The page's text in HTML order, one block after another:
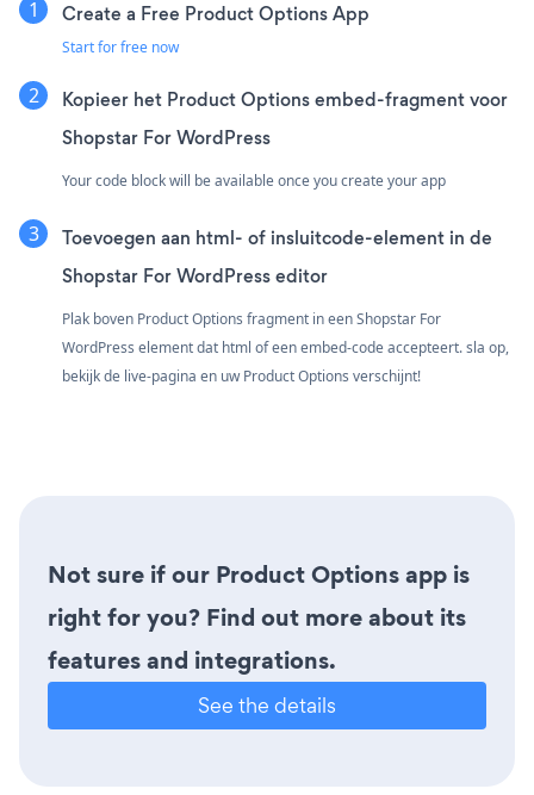
Create a Free Product Options App
Start for free now
Kopieer het Product Options embed-fragment voor
Shopstar For WordPress
Your code block will be available once you create your app
Toevoegen aan html- of insluitcode-element in de
Shopstar For WordPress editor
Plak boven Product Options fragment in een Shopstar For
WordPress element dat html of een embed-code accepteert. sla op,
bekijk de live-pagina en uw Product Options verschijnt!
Not sure if our Product Options app is
right for you? Find out more about its
features and integrations.
See the details